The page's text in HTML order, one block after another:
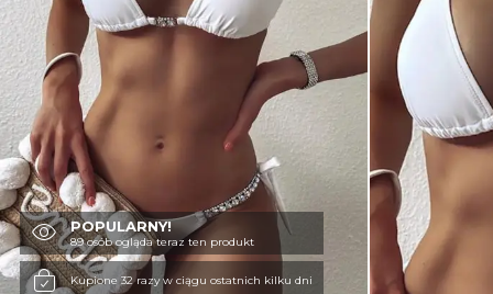
DÓŁ DAMSKIE
STROJE KĄPIELOWE
BLUZKI
OBUWIE
POPULARNY!
89 osób ogląda teraz ten produkt
Kupione 32 razy w ciągu ostatnich kilku dni